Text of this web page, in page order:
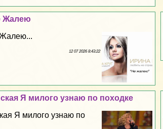
Жалею
12 07 2026 8:43:22
Я милого узнаю по походке
Я милого узнаю по